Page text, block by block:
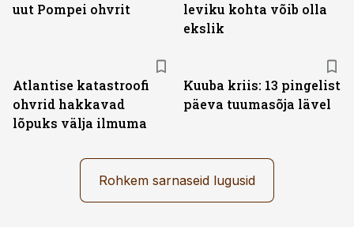
uut Pompei ohvrit
leviku kohta võib olla
ekslik
Atlantise katastroofi
ohvrid hakkavad
lõpuks välja ilmuma
Kuuba kriis: 13 pingelist
päeva tuumasõja lävel
Rohkem sarnaseid lugusid